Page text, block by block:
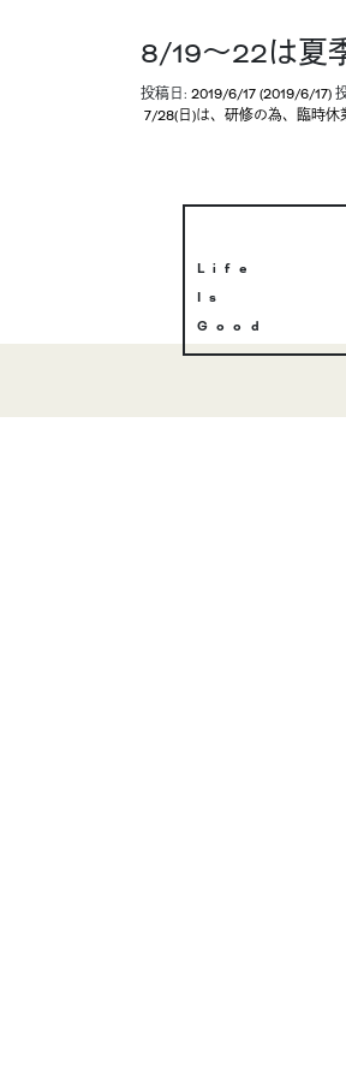
Life
Is
Good
8/19〜22は夏
投稿日: 2019/6/17 (2019/6/17)
投稿ナビゲーシ
7/28(日)は、研修の為、臨時休